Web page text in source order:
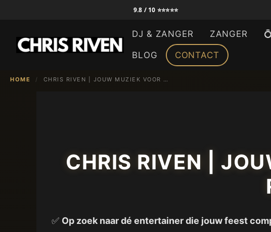
inhoud
9.8 / 10 ⭐⭐⭐⭐⭐
DJ & ZANGER ZANGER
BLOG CONTACT
HOME / CHRIS RIVEN | JOUW MUZIEK VOOR JOUW FEEST IN ROOSENDAAL
CHRIS RIVEN |
✅ Op zoek naar dé entertainer die jouw feest